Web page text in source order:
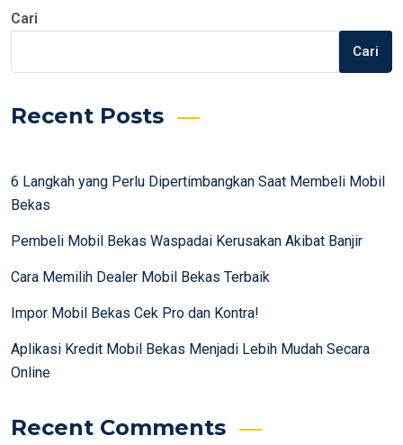
Cari
Cari
Recent Posts
6 Langkah yang Perlu Dipertimbangkan Saat Membeli Mobil
Bekas
Pembeli Mobil Bekas Waspadai Kerusakan Akibat Banjir
Cara Memilih Dealer Mobil Bekas Terbaik
Impor Mobil Bekas Cek Pro dan Kontra!
Aplikasi Kredit Mobil Bekas Menjadi Lebih Mudah Secara
Online
Recent Comments